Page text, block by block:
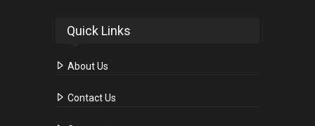
Quick Links
About Us
Contact Us